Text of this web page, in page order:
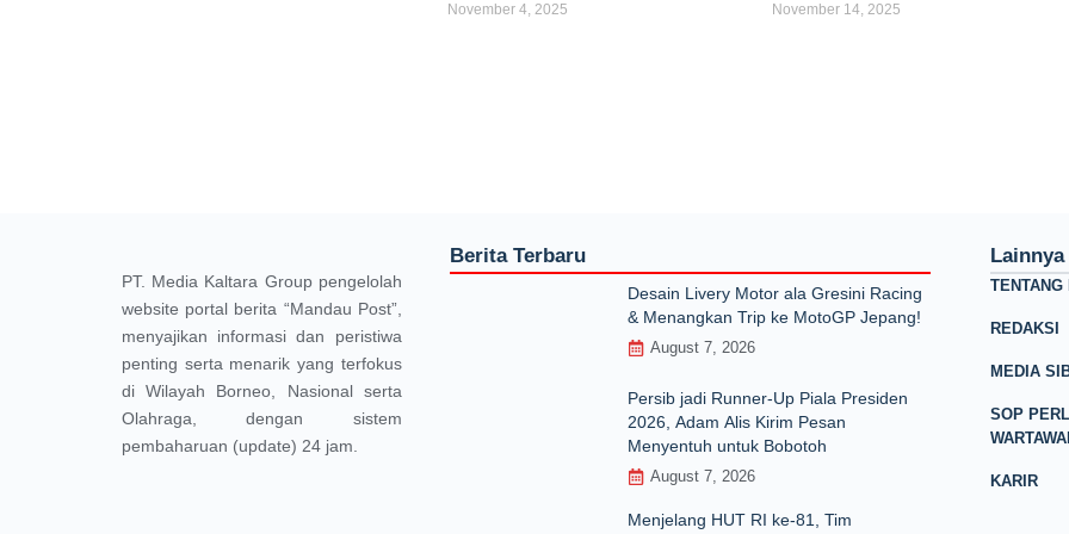
November 4, 2025 November 14, 2025
PT. Media Kaltara Group pengelolah
website portal berita “Mandau Post”,
menyajikan informasi dan peristiwa
penting serta menarik yang terfokus
di Wilayah Borneo, Nasional serta
Olahraga, dengan sistem
pembaharuan (update) 24 jam.
Berita Terbaru
Desain Livery Motor ala Gresini Racing
& Menangkan Trip ke MotoGP Jepang!
August 7, 2026
Persib jadi Runner-Up Piala Presiden
2026, Adam Alis Kirim Pesan
Menyentuh untuk Bobotoh
August 7, 2026
Menjelang HUT RI ke‑81, Tim
Lainnya
TENTANG
REDAKSI
MEDIA
SOP
KARIR